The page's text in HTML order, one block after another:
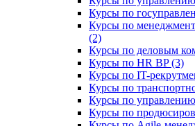
Курсы по
Курсы по
(2)
Курсы по деловым
Курсы по HR BP (3)
Курсы по IT-
Курсы по
Курсы по
Курсы по